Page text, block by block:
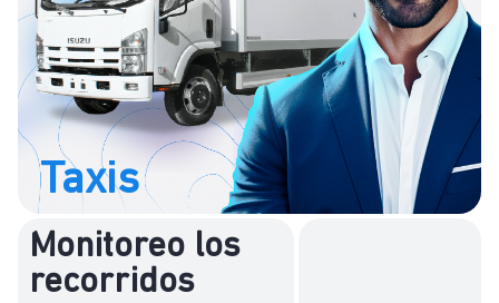
Monitoreo los
recorridos
Taxis